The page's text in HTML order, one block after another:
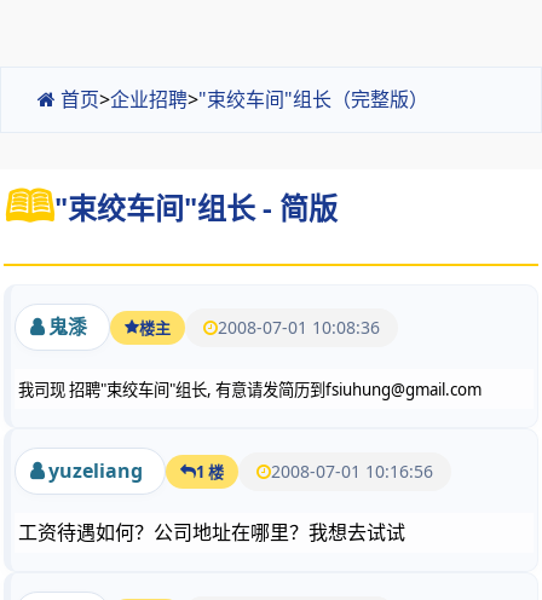
首页>企业招聘>"束绞车间"组长（完整版）
"束绞车间"组长 - 简版
鬼潻 楼主 2008-07-01 10:08:36
我司现 招聘"束绞车间 "组长, 有意请发简历到 fsiuhung@gmail.com
yuzeliang 1 楼 2008-07-01 10:16:56
工资待遇如何？公司地址在哪里？我想去试试